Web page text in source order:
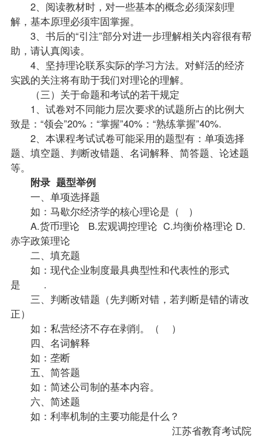
2、阅读教材时，对一些基本的概念必须深刻理
解，基本原理必须牢固掌握。
3、书后的“引注”部分对进一步理解相关内容很有帮
助，请认真阅读。
4、坚持理论联系实际的学习方法。对鲜活的经济
实践的关注将有助于我们对理论的理解。
（三）关于命题和考试的若干规定
1、试卷对不同能力层次要求的试题所占的比例大
致是：“领会”20%：“掌握”40%：“熟练掌握”40%.
2、本课程考试试卷可能采用的题型有：单项选择
题、填空题、判断改错题、名词解释、简答题、论述题
等。
附录 题型举例
一、单项选择题
如：马歇尔经济学的核心理论是（ ）
A.货币理论 B.宏观调控理论 C.均衡价格理论 D.
赤字政策理论
二、填充题
如：现代企业制度最具典型性和代表性的形式
是 .
三、判断改错题（先判断对错，若判断是错的请改
正）
如：私营经济不存在剥削。（ ）
四、名词解释
如：垄断
五、简答题
如：简述公司制的基本内容。
六、简述题
如：利率机制的主要功能是什么？
江苏省教育考试院